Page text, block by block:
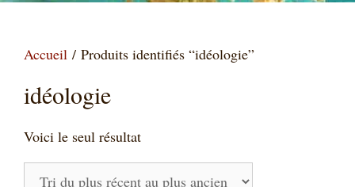
Accueil / Produits identifiés “idéologie”
idéologie
Voici le seul résultat